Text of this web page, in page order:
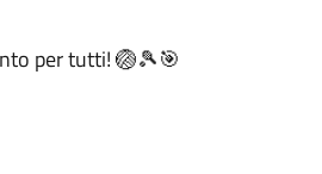
per tutti! 🏐🎾🎯